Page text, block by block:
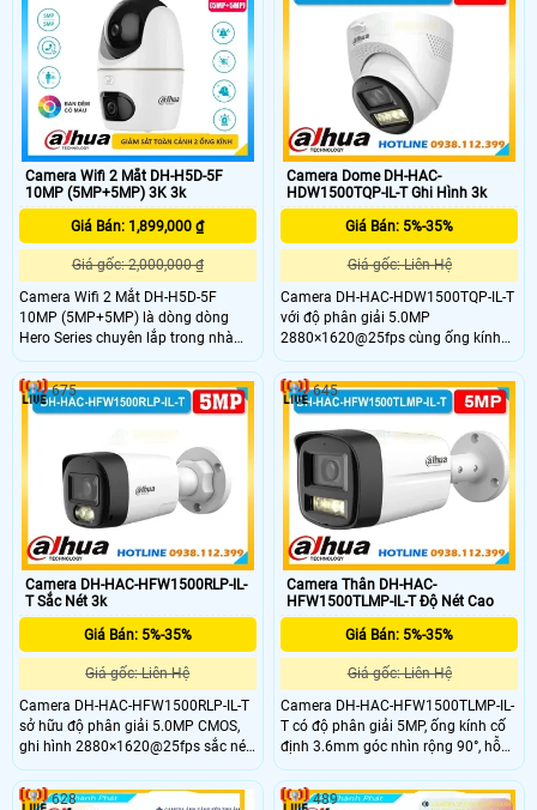
sắc nét và bền bỉ trong môi trường
ánh sáng phức tạp phù hợp lắp đặt
ngoài trời lâu dài.
hợp hồng ngoại và ánh sáng ấm
giúp ghi hình ổn định trong nhiều
điều kiện môi trường phù hợp lắp
đặt ngoài trời
Camera Wifi 2 Mắt DH-H5D-5F
10MP (5MP+5MP) 3K 3k
Giá Bán: 1,899,000 ₫
Giá gốc: 2,000,000 ₫
Camera Wifi 2 Mắt DH-H5D-5F
10MP (5MP+5MP) là dòng dòng
Hero Series chuyên lắp trong nhà
với khả năng giám sát hình ảnh
chất lượng 3K toàn cảnh không góc
khuất với 1 ống kính cố định và 1
ống kính xoay 360. Ngoài ra camera
an ninh hiệu quả với tính năng phát
hiện người và thú cưng với độ chính
xác cao
Camera Dome DH-HAC-
HDW1500TQP-IL-T Ghi Hình 3k
Giá Bán: 5%-35%
Giá gốc: Liên Hệ
Camera DH-HAC-HDW1500TQP-IL-T
với độ phân giải 5.0MP
2880×1620@25fps cùng ống kính
góc rộng 113.3° cho ra hình ảnh
bao quát sắc nét. Hỗ trợ 4 chế độ
CVI/TVI/AHD/Analog, tầm nhìn đêm
40m với đèn LED kép thông minh,
tích hợp mic và loa đàm thoại 2
chiều, thiết kế chống nước bụi IP67,
hoạt động bền bỉ từ –40 °C đến +60
°C.
Camera DH-HAC-HFW1500RLP-IL-
T Sắc Nét 3k
Giá Bán: 5%-35%
Giá gốc: Liên Hệ
Camera DH-HAC-HFW1500RLP-IL-T
sở hữu độ phân giải 5.0MP CMOS,
ghi hình 2880×1620@25fps sắc nét.
Trang bị ống kính 3.6mm góc 90.1°,
tầm nhìn ban đêm 30m với LED kép
675
Camera Thân DH-HAC-
HFW1500TLMP-IL-T Độ Nét Cao
Giá Bán: 5%-35%
Giá gốc: Liên Hệ
Camera DH-HAC-HFW1500TLMP-IL-
T có độ phân giải 5MP, ống kính cố
định 3.6mm góc nhìn rộng 90°, hỗ
trợ 4 chế độ CVI/TVI/AHD/Analog.
Thiết bị trang bị đèn LED kép thông
645
628 489